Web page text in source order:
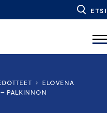
ETSI
›
ELOVENA
PALKINNON